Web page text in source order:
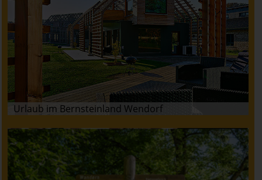
Urlaub im Bernsteinland Wendorf